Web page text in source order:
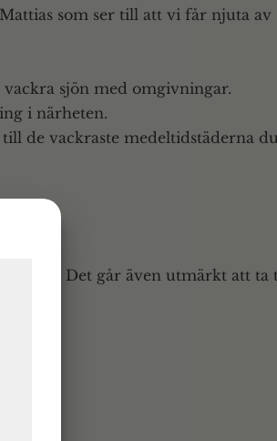
som ser till att vi får njuta av
sjön med omgivningar.
i närheten.
de vackraste medeltidstäderna
Pisa. Det går även utmärkt att ta